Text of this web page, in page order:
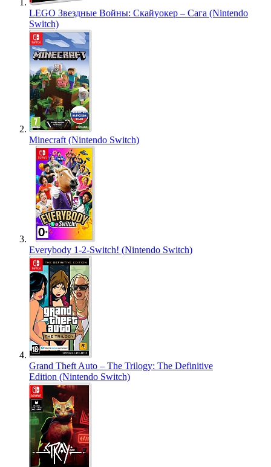
LEGO Звездные Войны: Скайуокер – Сага (Nintendo
Switch)
Minecraft (Nintendo Switch)
Everybody 1-2-Switch! (Nintendo Switch)
Grand Theft Auto – The Trilogy: The Definitive
Edition (Nintendo Switch)